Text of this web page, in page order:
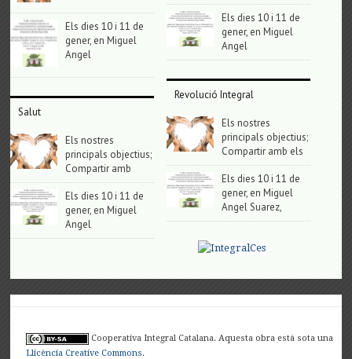
Els dies 10 i 11 de
gener, en Miguel
Angel
Salut
Els nostres
principals objectius;
Compartir amb
Els dies 10 i 11 de
gener, en Miguel
Angel
Els dies 10 i 11 de
gener, en Miguel
Angel
Revolució Integral
Els nostres
principals objectius;
Compartir amb els
Els dies 10 i 11 de
gener, en Miguel
Angel Suarez,
Cooperativa Integral Catalana. Aquesta obra està sota una
Llicència Creative Commons.